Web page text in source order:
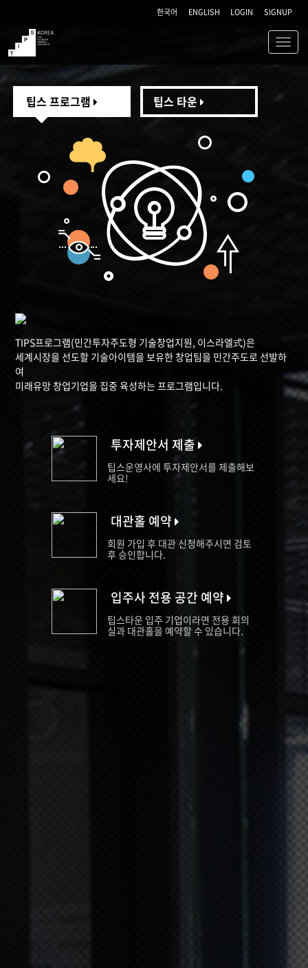
한국어 ENGLISH LOGIN SIGNUP
TIPS
팁스 프로그램 팁스 타운
TIPS프로그램(민간투자주도형 기술창업지원, 이스라엘式)은
세계시장을 선도할 기술아이템을 보유한 창업팀을 민간주도로 선발하
여
미래유망 창업기업을 집중 육성하는 프로그램입니다.
투자제안서 제출
팁스운영사에 투자제안서를 제출해보
세요!
대관홀 예약
회원 가입 후 대관 신청해주시면 검토
후 승인합니다.
입주사 전용 공간 예약
팁스타운 입주 기업이라면 전용 회의
실과 대관홀을 예약할 수 있습니다.